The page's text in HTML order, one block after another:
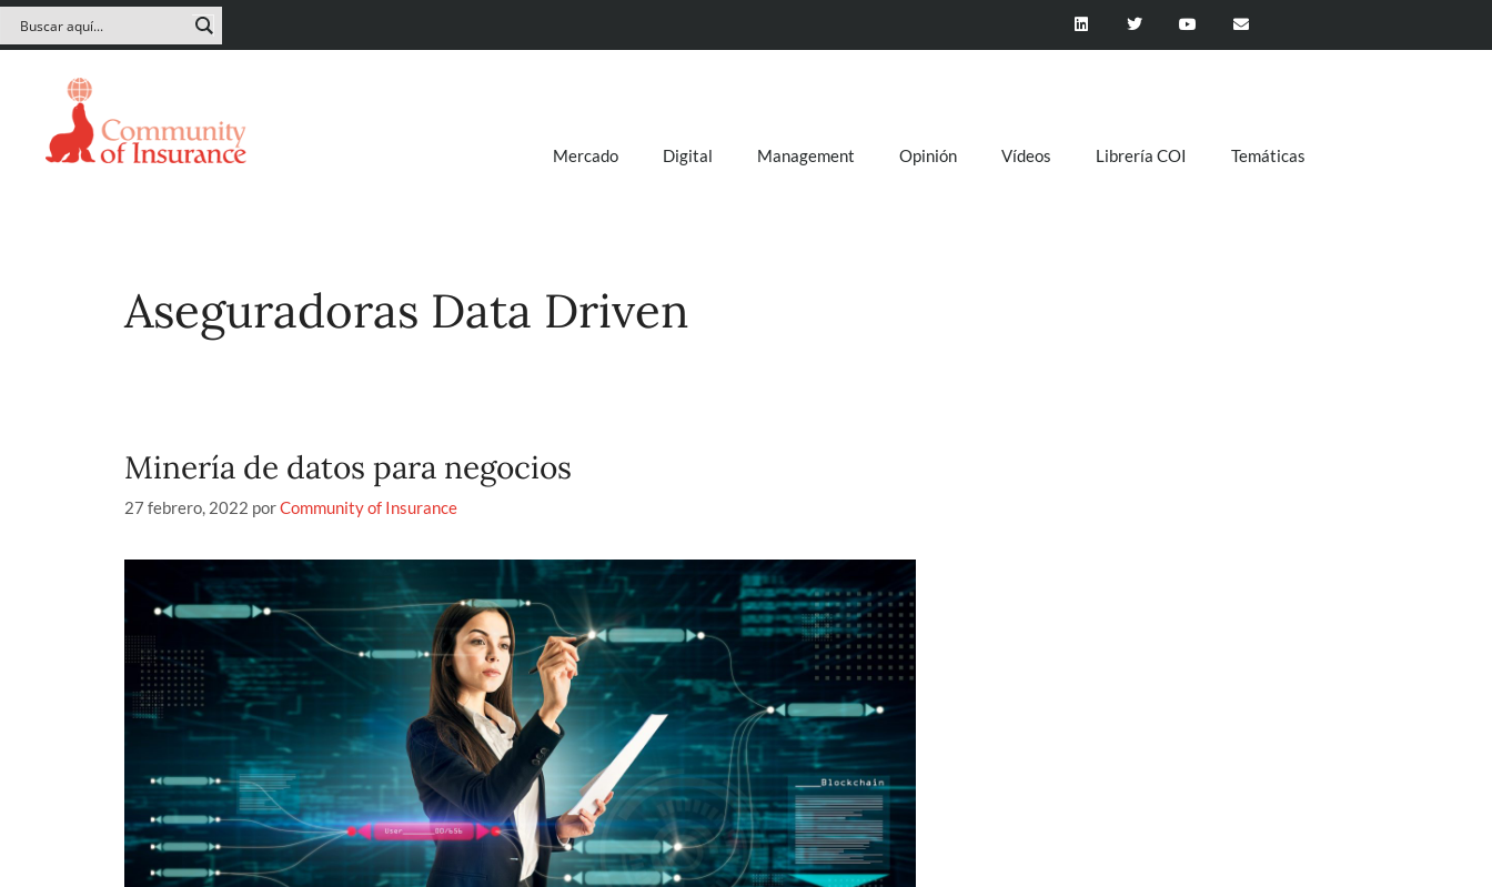
Mercado Digital Management Opinión Vídeos Librería COI Temáticas
Aseguradoras Data Driven
Minería de datos para negocios
27 febrero, 2022 porCommunity of Insurance